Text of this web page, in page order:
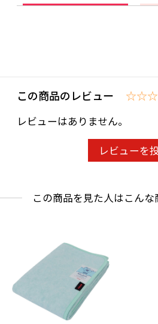
この商品のレビュー
レビューはありません。
レビューを
この商品を見た人はこん